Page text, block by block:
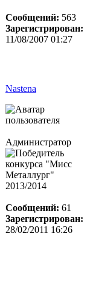
Сообщений: 563
Зарегистрирован:
11/08/2007 01:27
Nastena
Администратор
Сообщений: 61
Зарегистрирован:
28/02/2011 16:26